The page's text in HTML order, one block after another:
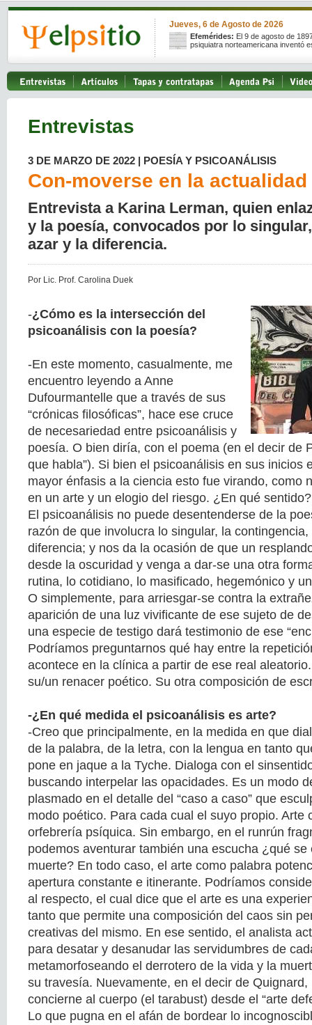
Jueves, 6 de Agosto de 2026
Efemérides: El 9 de agosto de
psiquiatra norteamericana inventó
Entrevistas
3 DE MARZO DE 2022 | POESÍA Y PSICOANÁLISIS
Con-moverse en la actualidad
Entrevista a Karina Lerman, quien
y la poesía, convocados por lo
azar y la diferencia.
Por Lic. Prof. Carolina Duek
-¿Cómo es la intersección del
psicoanálisis con la poesía?
-En este momento, casualmente, me
encuentro leyendo a Anne
Dufourmantelle que a través de sus
“crónicas filosóficas”, hace ese cruce
de necesariedad entre psicoanálisis y
poesía. O bien diría, con el poema (en el decir de
que habla”). Si bien el psicoanálisis en sus inicios
mayor énfasis a la ciencia esto fue virando, como
en un arte y un elogio del riesgo. ¿En qué sentido?
El psicoanálisis no puede desentenderse de la
razón de que involucra lo singular, la
diferencia; y nos da la ocasión de que un
desde la oscuridad y venga a dar-se una otra
rutina, lo cotidiano, lo masificado, hegemónico y
O simplemente, para arriesgar-se contra la
aparición de una luz vivificante de ese sujeto de
una especie de testigo dará testimonio de ese
Podríamos preguntarnos qué hay entre la
acontece en la clínica a partir de ese real
su/un renacer poético. Su otra composición de
-¿En qué medida el psicoanálisis es arte?
-Creo que principalmente, en la medida en que
de la palabra, de la letra, con la lengua en tanto
pone en jaque a la Tyche. Dialoga con el
buscando interpelar las opacidades. Es un modo
plasmado en el detalle del “caso a caso” que
modo poético. Para cada cual el suyo propio. Arte
orfebrería psíquica. Sin embargo, en el runrún
podemos aventurar también una escucha ¿qué
muerte? En todo caso, el arte como palabra
apertura constante e itinerante. Podríamos
al respecto, el cual dice que el arte es una
tanto que permite una composición del caos sin
creativas del mismo. En ese sentido, el analista
para desatar y desanudar las servidumbres de
metamorfoseando el derrotero de la vida y la
su travesía. Nuevamente, en el decir de
concierne al cuerpo (el tarabust) desde el “arte
Lo que pugna en el afán de bordear lo